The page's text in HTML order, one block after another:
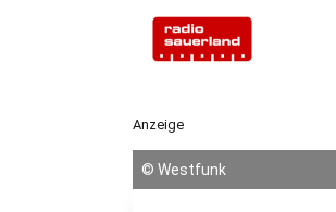
Anzeige
© Westfunk